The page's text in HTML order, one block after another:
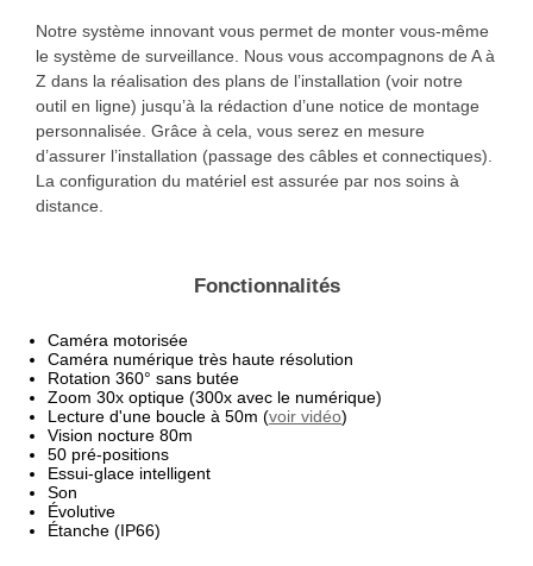
Notre système innovant vous permet de monter vous-même
le système de surveillance. Nous vous accompagnons de A à
Z dans la réalisation des plans de l’installation (voir notre
outil en ligne) jusqu’à la rédaction d’une notice de montage
personnalisée. Grâce à cela, vous serez en mesure
d’assurer l’installation (passage des câbles et connectiques).
La configuration du matériel est assurée par nos soins à
distance.
Fonctionnalités
Caméra motorisée
Caméra numérique très haute résolution
Rotation 360° sans butée
Zoom 30x optique (300x avec le numérique)
Lecture d'une boucle à 50m (voir vidéo)
Vision nocture 80m
50 pré-positions
Essui-glace intelligent
Son
Évolutive
Étanche (IP66)